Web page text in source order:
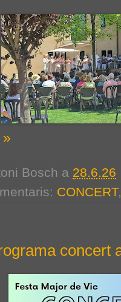
Bosch a 28.6.26
CONCERT
concert